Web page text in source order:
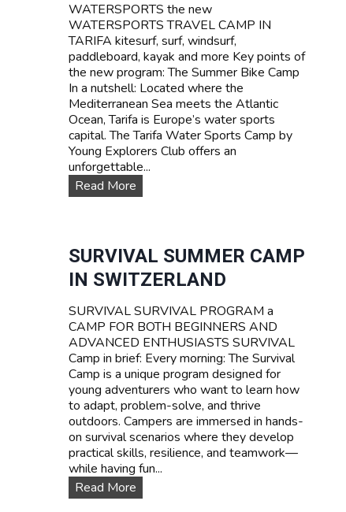
m
p
s
WATERSPORTS the new
WATERSPORTS TRAVEL CAMP IN
TARIFA kitesurf, surf, windsurf,
paddleboard, kayak and more Key points of
the new program: The Summer Bike Camp
In a nutshell: Located where the
Mediterranean Sea meets the Atlantic
Ocean, Tarifa is Europe’s water sports
capital. The Tarifa Water Sports Camp by
Young Explorers Club offers an
unforgettable...
Read MoreW
A
R
S
P
R
T
S
T
E
E
N
C
A
M
P
T
A
SURVIVAL SUMMER CAMP
IN SWITZERLAND
SURVIVAL SURVIVAL PROGRAM a
CAMP FOR BOTH BEGINNERS AND
ADVANCED ENTHUSIASTS SURVIVAL
Camp in brief: Every morning: The Survival
Camp is a unique program designed for
young adventurers who want to learn how
to adapt, problem-solve, and thrive
outdoors. Campers are immersed in hands-
on survival scenarios where they develop
practical skills, resilience, and teamwork—
while having fun...
Read MoreS
U